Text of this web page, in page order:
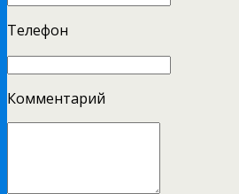
Телефон
Комментарий